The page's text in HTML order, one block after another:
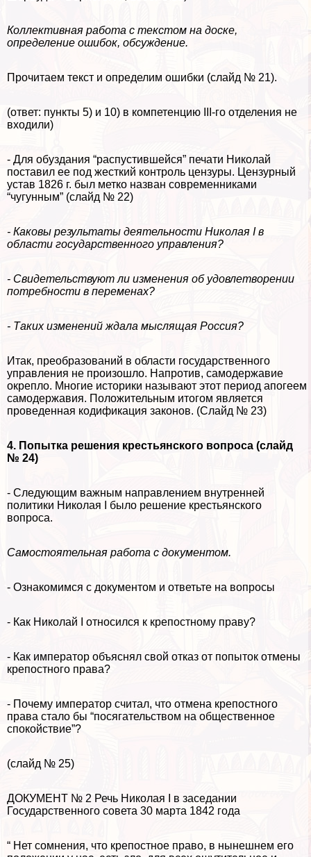
Коллективная работа с текстом на доске,
определение ошибок, обсуждение.
Прочитаем текст и определим ошибки (слайд № 21).
(ответ: пункты 5) и 10) в компетенцию III-го отделения не
входили)
- Для обуздания “распустившейся” печати Николай
поставил ее под жесткий контроль цензуры. Цензурный
устав 1826 г. был метко назван современниками
“чугунным” (слайд № 22)
- Каковы результаты деятельности Николая I в
области государственного управления?
- Свидетельствуют ли изменения об удовлетворении
потребности в переменах?
- Таких изменений ждала мыслящая Россия?
Итак, преобразований в области государственного
управления не произошло. Напротив, самодержавие
окрепло. Многие историки называют этот период апогеем
самодержавия. Положительным итогом является
проведенная кодификация законов. (Слайд № 23)
4. Попытка решения крестьянского вопроса (слайд
№ 24)
- Следующим важным направлением внутренней
политики Николая I было решение крестьянского
вопроса.
Самостоятельная работа с документом.
- Ознакомимся с документом и ответьте на вопросы
- Как Николай I относился к крепостному праву?
- Как император объяснял свой отказ от попыток отмены
крепостного права?
- Почему император считал, что отмена крепостного
права стало бы “посягательством на общественное
спокойствие”?
(слайд № 25)
ДОКУМЕНТ № 2 Речь Николая I в заседании
Государственного совета 30 марта 1842 года
“ Нет сомнения, что крепостное право, в нынешнем его